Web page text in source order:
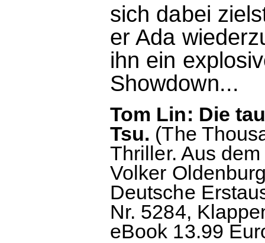
sich dabei
er Ada
ihn ein
Showdown...
Tom Lin: Die
Tsu. (The
Thriller. Aus
Volker
Deutsche
Nr. 5284,
eBook 13.99